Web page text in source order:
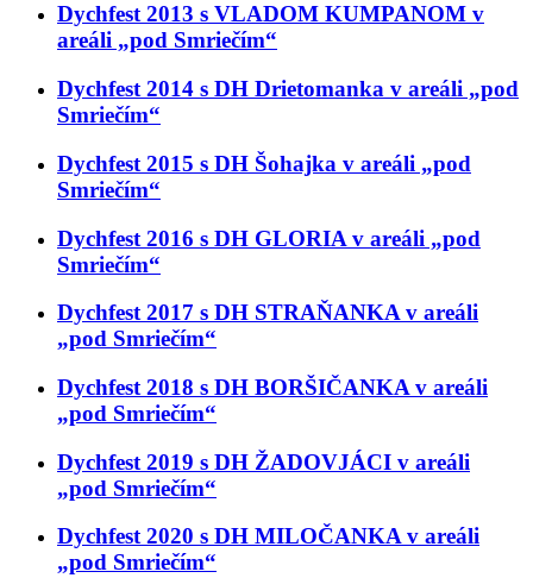
Dychfest 2013 s VLADOM KUMPANOM v
areáli „pod Smriečím“
Dychfest 2014 s DH Drietomanka v areáli „pod
Smriečím“
Dychfest 2015 s DH Šohajka v areáli „pod
Smriečím“
Dychfest 2016 s DH GLORIA v areáli „pod
Smriečím“
Dychfest 2017 s DH STRAŇANKA v areáli
„pod Smriečím“
Dychfest 2018 s DH BORŠIČANKA v areáli
„pod Smriečím“
Dychfest 2019 s DH ŽADOVJÁCI v areáli
„pod Smriečím“
Dychfest 2020 s DH MILOČANKA v areáli
„pod Smriečím“